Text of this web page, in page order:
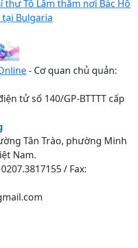
thư Tô Lâm thăm nơi Bác Hồ
Bulgaria
- Cơ quan chủ quản:
tử số 140/GP-BTTTT cấp
Tân Trào, phường Minh
Nam.
/ Fax: